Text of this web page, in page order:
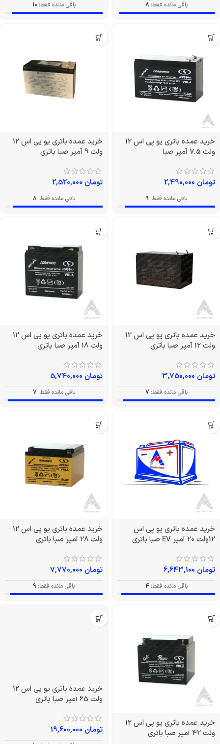
باقی مانده فقط: 8 باقی مانده فقط: 10
خرید عمده باتری یو پی اس 12
ولت 7.5 آمپر صبا
تومان
باقی مانده فقط: 9
خرید عمده باتری یو پی اس 12
ولت 9 آمپر صبا باتری
تومان
باقی مانده فقط: 8
خرید عمده باتری یو پی اس 12
ولت 12 آمپر صبا باتری
تومان
باقی مانده فقط: 7
خرید عمده باتری یو پی اس 12
ولت 18 آمپر صبا باتری
تومان
باقی مانده فقط: 7
خرید عمده باتری یو پی اس
12ولت 20 آمپر EV صبا باتری
تومان
باقی مانده فقط: 4
خرید عمده باتری یو پی اس 12
ولت 28 آمپر صبا باتری
تومان
باقی مانده فقط: 9
خرید عمده باتری یو پی اس 12
ولت 42 آمپر صبا باتری
خرید عمده باتری یو پی اس 12
ولت 65 آمپر صبا باتری
تومان